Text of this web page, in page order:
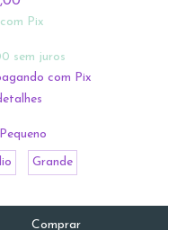
com Pix
sem juros
com Pix
Pequeno
Grande